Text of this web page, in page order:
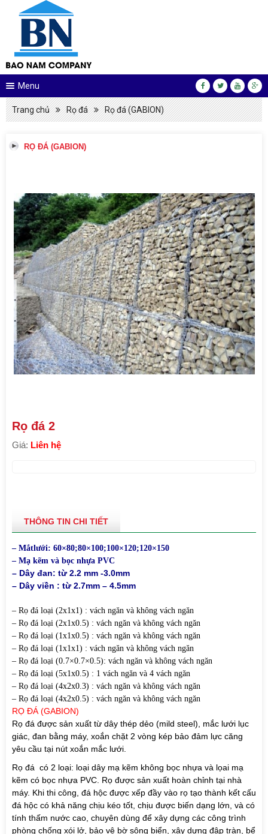
Menu
Trang chủ Rọ đá Rọ đá (GABION)
RỌ ĐÁ (GABION)
Rọ đá 2
Giá: Liên hệ
THÔNG TIN CHI TIẾT
– Mắtlưới: 60×80;80×100;100×120;120×150
– Mạ kẽm và bọc nhựa PVC
– Dây đan: từ 2.2 mm -3.0mm
– Dây viền : từ 2.7mm – 4.5mm
– Rọ đá loại (2x1x1) : vách ngăn và không vách ngăn
– Rọ đá loại (2x1x0.5) : vách ngăn và không vách ngăn
– Rọ đá loại (1x1x0.5) : vách ngăn và không vách ngăn
– Rọ đá loại (1x1x1) : vách ngăn và không vách ngăn
– Rọ đá loại (0.7×0.7×0.5): vách ngăn và không vách ngăn
– Rọ đá loại (5x1x0.5) : 1 vách ngăn và 4 vách ngăn
– Rọ đá loại (4x2x0.3) : vách ngăn và không vách ngăn
– Rọ đá loại (4x2x0.5) : vách ngăn và không vách ngăn
RỌ ĐÁ (GABION)
Rọ đá được sản xuất từ dây thép dẻo (mild steel), mắc lưới lục
giác, đan bằng máy, xoắn chặt 2 vòng kép bảo đảm lực căng
yêu cầu tại nút xoắn mắc lưới.
Rọ đá có 2 loại: loại dây mạ kẽm không bọc nhựa và lọai mạ
kẽm có bọc nhựa PVC. Rọ được sản xuất hoàn chỉnh tại nhà
máy. Khi thi công, đá hộc được xếp đầy vào rọ tạo thành kết cấu
đá hộc có khả năng chịu kéo tốt, chịu được biến dạng lớn, và có
tính thấm nước cao, chuyên dùng để xây dựng các công trình
phòng chống xói lở, bảo vệ bờ sông biển, xây dựng đập tràn, bể